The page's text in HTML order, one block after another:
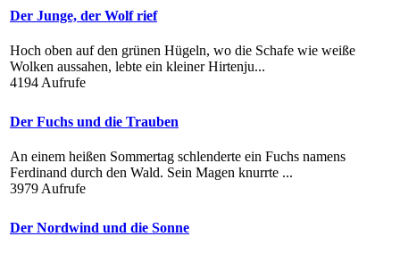
Der Junge, der Wolf rief
Hoch oben auf den grünen Hügeln, wo die Schafe wie weiße
Wolken aussahen, lebte ein kleiner Hirtenju...
4194 Aufrufe
Der Fuchs und die Trauben
An einem heißen Sommertag schlenderte ein Fuchs namens
Ferdinand durch den Wald. Sein Magen knurrte ...
3979 Aufrufe
Der Nordwind und die Sonne